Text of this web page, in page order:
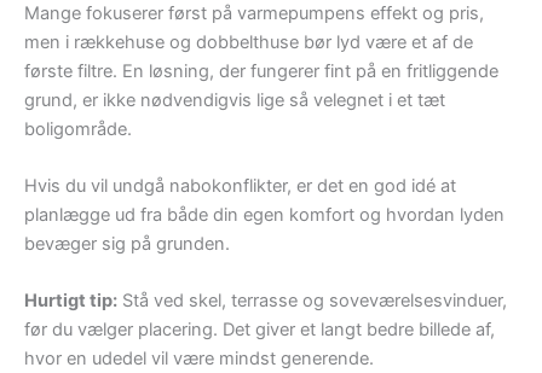
Mange fokuserer først på varmepumpens effekt og pris,
men i rækkehuse og dobbelthuse bør lyd være et af de
første filtre. En løsning, der fungerer fint på en fritliggende
grund, er ikke nødvendigvis lige så velegnet i et tæt
boligområde.
Hvis du vil undgå nabokonflikter, er det en god idé at
planlægge ud fra både din egen komfort og hvordan lyden
bevæger sig på grunden.
Hurtigt tip: Stå ved skel, terrasse og soveværelsesvinduer,
før du vælger placering. Det giver et langt bedre billede af,
hvor en udedel vil være mindst generende.